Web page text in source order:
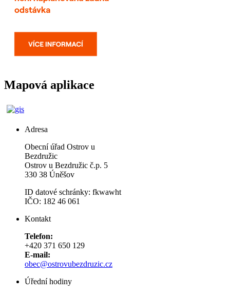
Mapová aplikace
Adresa
Obecní úřad Ostrov u
Bezdružic
Ostrov u Bezdružic č.p. 5
330 38 Úněšov
ID datové schránky: fkwawht
IČO: 182 46 061
Kontakt
Telefon:
+420 371 650 129
E-mail:
obec@ostrovubezdruzic.cz
Úřední hodiny